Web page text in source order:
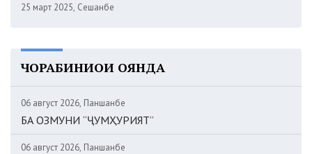
25 март 2025, Сешанбе
ЧОРАБИНИҲОИ ОЯНДА
06 август 2026, Панҷшанбе
БА ОЗМУНИ “ҶУМҲУРИЯТ”
06 август 2026, Панҷшанбе